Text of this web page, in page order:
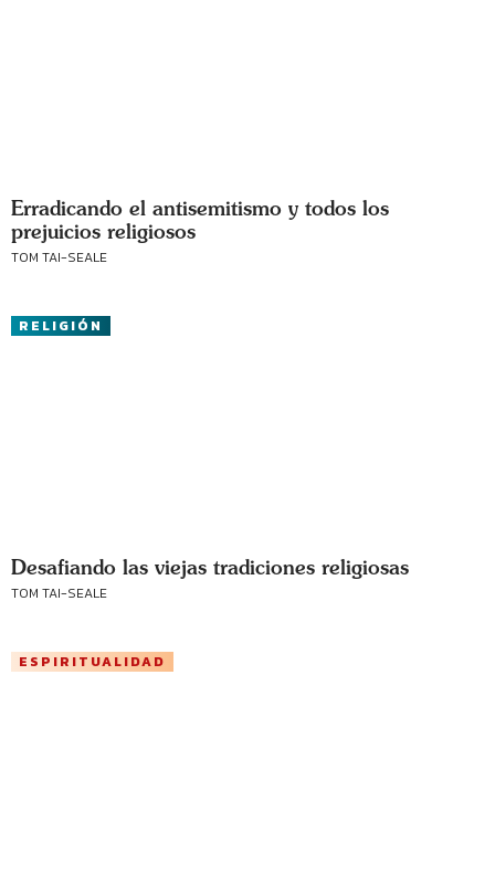
Erradicando el antisemitismo y todos los
prejuicios religiosos
TOM TAI-SEALE
RELIGIÓN
Desafiando las viejas tradiciones religiosas
TOM TAI-SEALE
ESPIRITUALIDAD